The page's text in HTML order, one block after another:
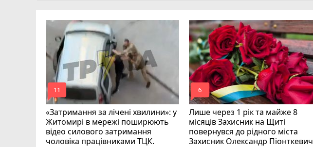
«Затримання за лічені хвилини»: у
Житомирі в мережі поширюють
відео силового затримання
чоловіка працівниками ТЦК.
mode_comment
11
Лише через 1 рік та майже 8
місяців Захисник на Щиті
повернувся до рідного міста
Захисник Олександр Піонткевич
mode_comment
6